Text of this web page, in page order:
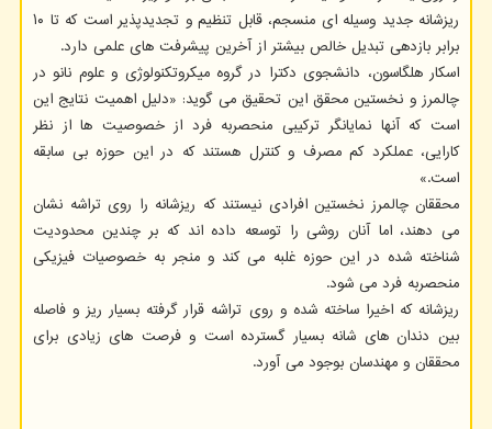
ریزشانه جدید وسیله ای منسجم، قابل تنظیم و تجدیدپذیر است که تا ۱۰
برابر بازدهی تبدیل خالص بیشتر از آخرین پیشرفت های علمی دارد.
اسکار هلگاسون، دانشجوی دکترا در گروه میکروتکنولوژی و علوم نانو در
چالمرز و نخستین محقق این تحقیق می گوید: «دلیل اهمیت نتایج این
است که آنها نمایانگر ترکیبی منحصربه فرد از خصوصیت ها از نظر
کارایی، عملکرد کم مصرف و کنترل هستند که در این حوزه بی سابقه
است.»
محققان چالمرز نخستین افرادی نیستند که ریزشانه را روی تراشه نشان
می دهند، اما آنان روشی را توسعه داده اند که بر چندین محدودیت
شناخته شده در این حوزه غلبه می کند و منجر به خصوصیات فیزیکی
منحصربه فرد می شود.
ریزشانه که اخیرا ساخته شده و روی تراشه قرار گرفته بسیار ریز و فاصله
بین دندان های شانه بسیار گسترده است و فرصت های زیادی برای
محققان و مهندسان بوجود می آورد.